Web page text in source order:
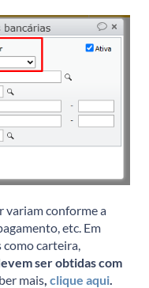
variam conforme a
etc. Em
como carteira,
ser obtidas com
mais, clique aqui.